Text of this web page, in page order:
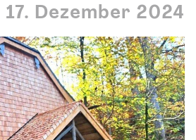
17. Dezember 2024